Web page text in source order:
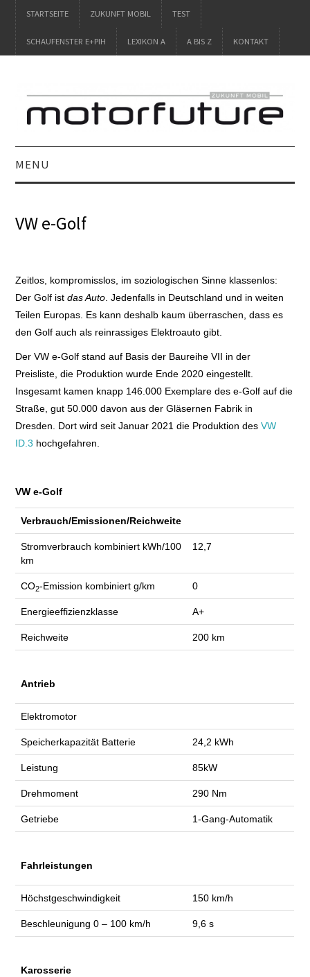
STARTSEITE ZUKUNFT MOBIL TEST
SCHAUFENSTER E+PIH LEXIKON A A BIS Z KONTAKT
MENU
ZUKUNFT MOBIL
SCHAUFENSTER
E+PIH
LEXIKON A
A BIS Z
KONTAKT
VW e-Golf
Zeitlos, kompromisslos, im soziologischen Sinne klassenlos:
Der Golf istdas Auto. Jedenfalls in Deutschland und in weiten
Teilen Europas. Es kann deshalb kaum überraschen, dass es
den Golf auch als reinrassiges Elektroauto gibt.
Der VW e-Golf stand auf Basis der Baureihe VII in der
Preisliste, die Produktion wurde Ende 2020 eingestellt.
Insgesamt kamen knapp 146.000 Exemplare des e-Golf auf die
Straße, gut 50.000 davon aus der Gläsernen Fabrik in
Dresden. Dort wird seit Januar 2021 die Produktion desVW
ID.3 hochgefahren.
VW e-Golf
Verbrauch/Emissionen/Reichweite
Stromverbrauch kombiniert kWh/100
km
12,7
CO2-Emission kombiniert g/km 0
Energieeffizienzklasse A+
Reichweite 200 km
Antrieb
Elektromotor
Speicherkapazität Batterie 24,2 kWh
Leistung 85kW
Drehmoment 290 Nm
Getriebe 1-Gang-Automatik
Fahrleistungen
Höchstgeschwindigkeit 150 km/h
Beschleunigung 0 – 100 km/h 9,6 s
Karosserie